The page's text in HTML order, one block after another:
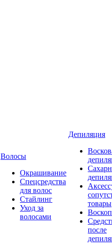
Волосы
Окрашивание
Спецсредства
для волос
Стайлинг
Уход за
волосами
Депиляция
товары
после